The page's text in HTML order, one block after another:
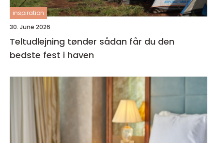
inspiration
30. June 2026
Teltudlejning tønder sådan får du den
bedste fest i haven